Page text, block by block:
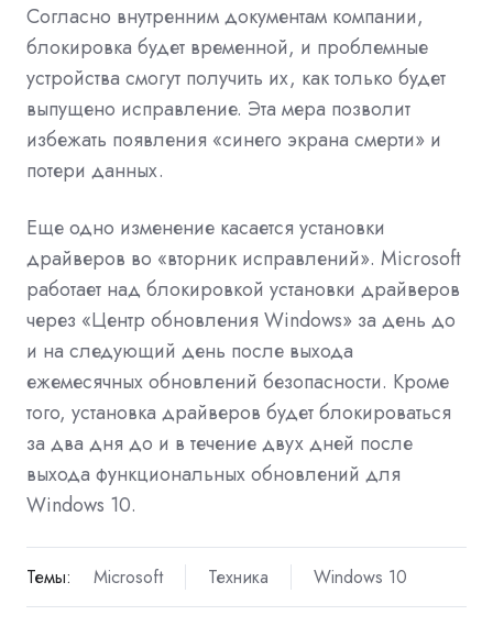
Согласно внутренним документам компании,
блокировка будет временной, и проблемные
устройства смогут получить их, как только будет
выпущено исправление. Эта мера позволит
избежать появления «синего экрана смерти» и
потери данных.
Еще одно изменение касается установки
драйверов во «вторник исправлений». Microsoft
работает над блокировкой установки драйверов
через «Центр обновления Windows» за день до
и на следующий день после выхода
ежемесячных обновлений безопасности. Кроме
того, установка драйверов будет блокироваться
за два дня до и в течение двух дней после
выхода функциональных обновлений для
Windows 10.
Темы: Microsoft Техника Windows 10